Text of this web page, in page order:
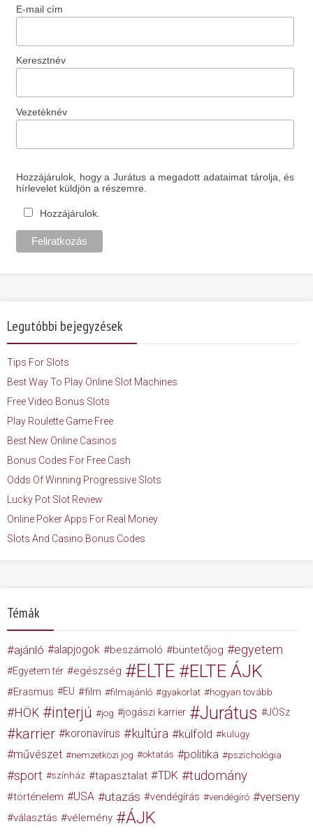
E-mail cím
Keresztnév
Vezetéknév
Hozzájárulok, hogy a Jurátus a megadott adataimat tárolja, és
hírlevelet küldjön a részemre.
Hozzájárulok.
Legutóbbi bejegyzések
Tips For Slots
Best Way To Play Online Slot Machines
Free Video Bonus Slots
Play Roulette Game Free
Best New Online Casinos
Bonus Codes For Free Cash
Odds Of Winning Progressive Slots
Lucky Pot Slot Review
Online Poker Apps For Real Money
Slots And Casino Bonus Codes
Témák
ajánló alapjogok beszámoló büntetőjog egyetem
Egyetem tér egészség ELTE ELTE ÁJK
Erasmus EU film filmajánló gyakorlat hogyan tovább
HÖK interjú jog jogászi karrier Jurátus JÖSz
karrier koronavírus kultúra külföld külügy
művészet nemzetközi jog oktatás politika pszichológia
sport színház tapasztalat TDK tudomány
történelem USA utazás vendégírás vendégíró verseny
választás vélemény ÁJK